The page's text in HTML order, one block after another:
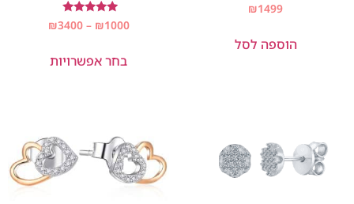
₪1499
הוספה לסל
דורג
5.00
₪1000
–
₪3400
בחר אפשרויות